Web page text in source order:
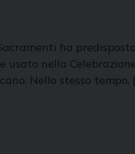
ha
usato nella
Nello stesso tempo,